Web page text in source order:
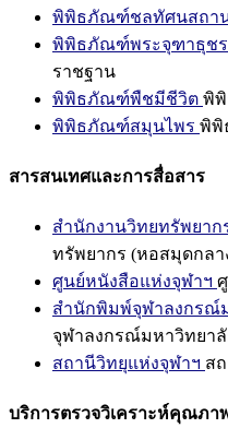
พิพิธภัณฑ์ชลทัศนสถา
พิพิธภัณฑ์พระจุฑาธุช
ราชฐาน
พิพิธภัณฑ์พืชมีชีวิต พิ
พิพิธภัณฑ์สมุนไพร พิพิ
สารสนเทศและการสื่อสาร
สำนักงานวิทยทรัพยาก
ทรัพยากร (หอสมุดกลา
ศูนย์หนังสือแห่งจุฬาฯ
สำนักพิมพ์จุฬาลงกรณ์
จุฬาลงกรณ์มหาวิทยาลั
สถานีวิทยุแห่งจุฬาฯ ส
บริการตรวจวิเคราะห์คุณภา